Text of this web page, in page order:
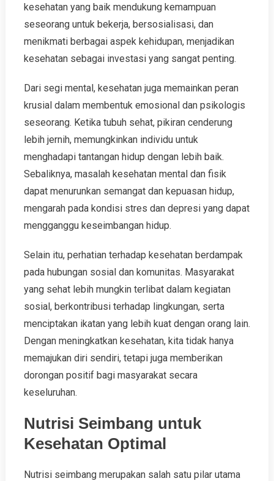
kesehatan yang baik mendukung kemampuan
seseorang untuk bekerja, bersosialisasi, dan
menikmati berbagai aspek kehidupan, menjadikan
kesehatan sebagai investasi yang sangat penting.
Dari segi mental, kesehatan juga memainkan peran
krusial dalam membentuk emosional dan psikologis
seseorang. Ketika tubuh sehat, pikiran cenderung
lebih jernih, memungkinkan individu untuk
menghadapi tantangan hidup dengan lebih baik.
Sebaliknya, masalah kesehatan mental dan fisik
dapat menurunkan semangat dan kepuasan hidup,
mengarah pada kondisi stres dan depresi yang dapat
mengganggu keseimbangan hidup.
Selain itu, perhatian terhadap kesehatan berdampak
pada hubungan sosial dan komunitas. Masyarakat
yang sehat lebih mungkin terlibat dalam kegiatan
sosial, berkontribusi terhadap lingkungan, serta
menciptakan ikatan yang lebih kuat dengan orang lain.
Dengan meningkatkan kesehatan, kita tidak hanya
memajukan diri sendiri, tetapi juga memberikan
dorongan positif bagi masyarakat secara
keseluruhan.
Nutrisi Seimbang untuk
Kesehatan Optimal
Nutrisi seimbang merupakan salah satu pilar utama